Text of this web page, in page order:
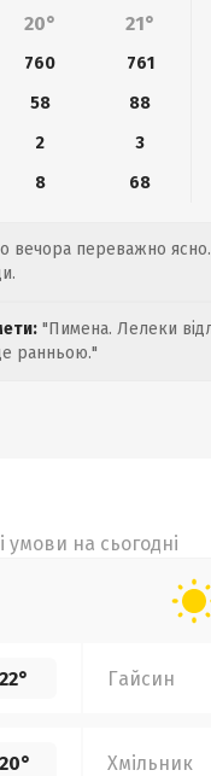
20° 21°
760 761
58 88
2 3
8 68
вечора переважно
"Пимена. Лелеки
ранньою."
на сьогодні
22° Гайсин
20° Хмільник